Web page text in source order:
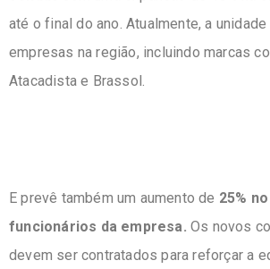
até o final do ano. Atualmente, a
empresas na região, incluindo marcas
Atacadista e Brassol.
E prevê também um aumento de 25%
funcionários da empresa. Os novos
devem ser contratados para reforçar a